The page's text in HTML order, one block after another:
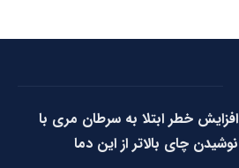
افزایش خطر ابتلا به سرطان مری با
نوشیدن چای بالاتر از این دما